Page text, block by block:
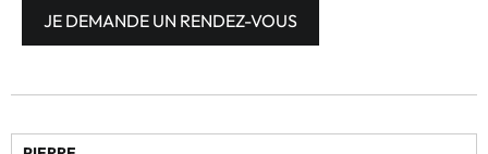
JE DEMANDE UN RENDEZ-VOUS